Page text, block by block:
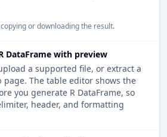
or downloading the result.
DataFrame with preview
a supported file, or extract a
page. The table editor shows the
you generate R DataFrame, so
header, and formatting